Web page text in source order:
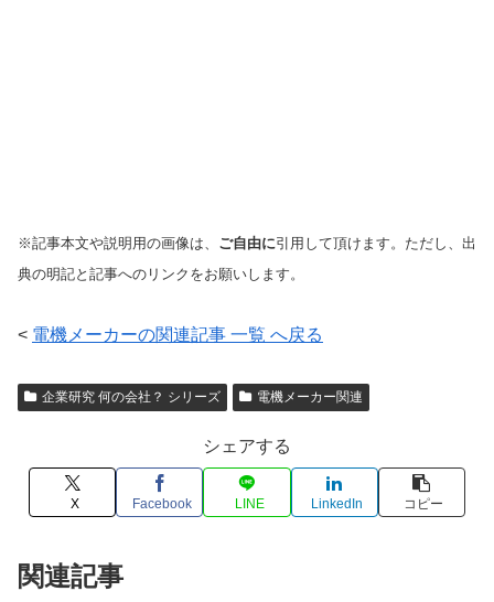
※記事本文や説明用の画像は、 ご自由に引用して頂けます。ただし、出
典の明記と記事へのリンクをお願いします。
< 電機メーカーの関連記事 一覧 へ戻る
企業研究 何の会社？ シリーズ 電機メーカー関連
シェアする
X Facebook LINE LinkedIn コピー
関連記事